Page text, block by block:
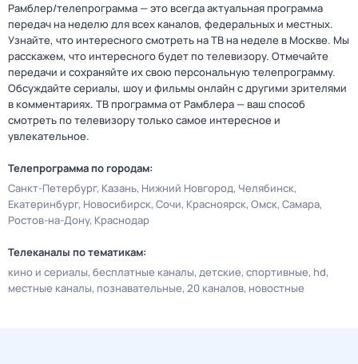
Рамблер/телепрограмма — это всегда актуальная программа
передач на неделю для всех каналов, федеральных и местных.
Узнайте, что интересного смотреть на ТВ на неделе в Москве. Мы
расскажем, что интересного будет по телевизору. Отмечайте
передачи и сохраняйте их свою персональную телепрограмму.
Обсуждайте сериалы, шоу и фильмы онлайн с другими зрителями
в комментариях. ТВ программа от Рамблера — ваш способ
смотреть по телевизору только самое интересное и
увлекательное.
Телепрограмма по городам:
Санкт-Петербург Казань Нижний Новгород Челябинск
Екатеринбург Новосибирск Сочи Красноярск Омск Самара
Ростов-на-Дону Краснодар
Телеканалы по тематикам:
кино и сериалы бесплатные каналы детские спортивные hd
местные каналы познавательные 20 каналов новостные